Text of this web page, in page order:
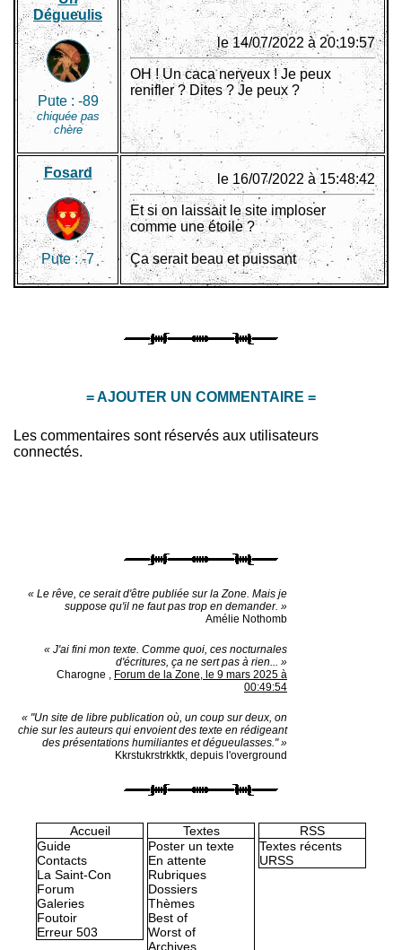
Dégueulis
Pute : -89
chiquée pas
chère
le 14/07/2022 à 20:19:57
OH ! Un caca nerveux ! Je peux
renifler ? Dites ? Je peux ?
Fosard
Pute :-7
le 16/07/2022 à 15:48:42
Et si on laissait le site imploser
comme une étoile ?
Ça serait beau et puissant
= AJOUTER UN COMMENTAIRE =
Les commentaires sont réservés aux utilisateurs
connectés.
« Le rêve, ce serait d'être publiée sur la Zone. Mais je
suppose qu'il ne faut pas trop en demander. »
Amélie Nothomb
« J'ai fini mon texte. Comme quoi, ces nocturnales
d'écritures, ça ne sert pas à rien... »
Charogne , Forum de la Zone, le 9 mars 2025 à
00:49:54
« "Un site de libre publication où, un coup sur deux, on
chie sur les auteurs qui envoient des texte en rédigeant
des présentations humiliantes et dégueulasses." »
Kkrstukrstrkktk, depuis l'overground
Accueil
Guide
Contacts
La Saint-Con
Forum
Galeries
Foutoir
Erreur 503
Textes
Poster un texte
En attente
Rubriques
Dossiers
Thèmes
Best of
Worst of
Archives
RSS
Textes récents
URSS